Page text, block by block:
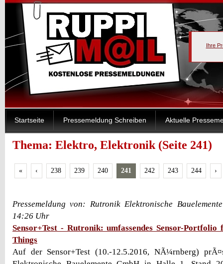
Ihre
Startseite Pressemeldung Schreiben Aktuelle
Thema: Elektro, Elektronik (Seite 241)
« ‹ 238 239 240 241 242 243 244 ›
Pressemeldung von: Rutronik Elektronische
14:26 Uhr
Sensor+Test - Rutronik: umfassendes Sensor-
Things
Auf der Sensor+Test (10.-12.5.2016, NÃ¼rnberg)